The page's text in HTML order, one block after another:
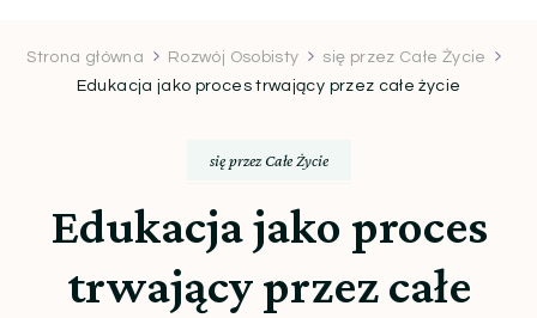
wiedzy i inspiracji
Strona główna Rozwój Osobisty
się przez Całe Życie
Edukacja jako proces trwający przez całe życie
się przez Całe Życie
Edukacja jako proces
trwający przez całe